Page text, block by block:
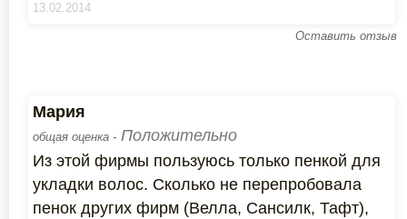
13.02.2014
Оставить отзыв
Мария
общая оценка - Положительно
Из этой фирмы пользуюсь только пенкой для
укладки волос. Сколько не перепробовала
пенок других фирм (Велла, Сансилк, Тафт),